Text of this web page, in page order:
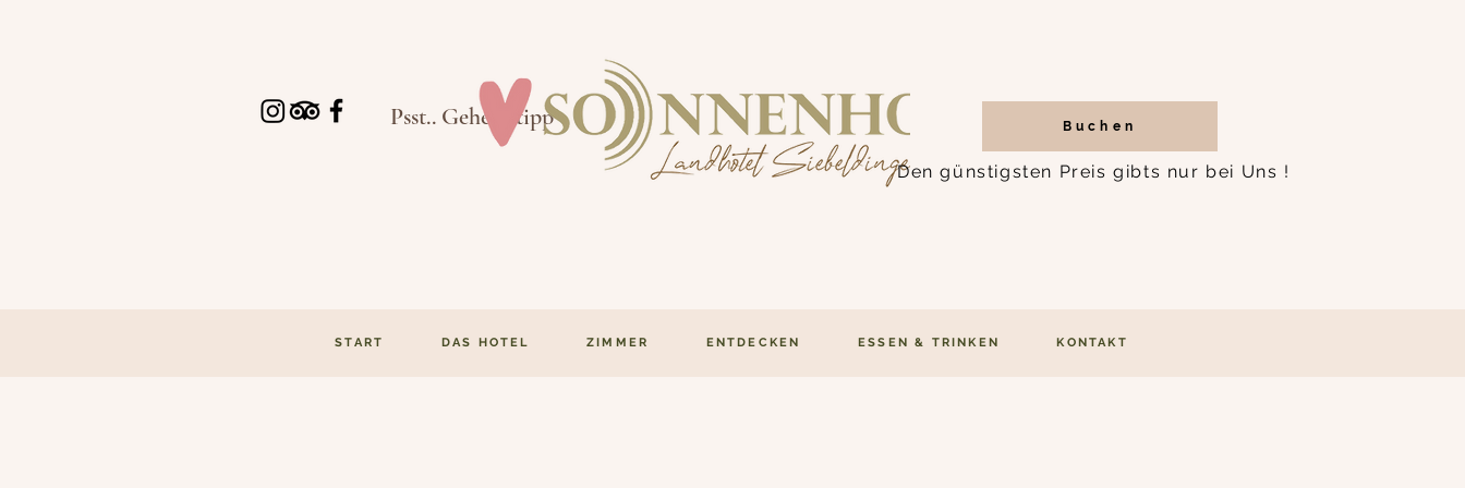
Psst.. Geheimtipp ! Buchen
Den günstigsten Preis gibts nur bei Uns !
START DAS HOTEL ZIMMER ENTDECKEN ESSEN & TRINKEN KONTAKT